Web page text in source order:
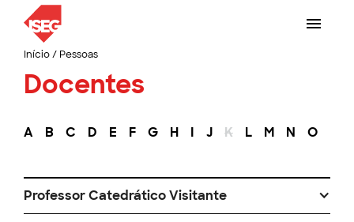
Início/ Pessoas
Docentes
A B C D E F G H I J K L M N O
Professor Catedrático Visitante